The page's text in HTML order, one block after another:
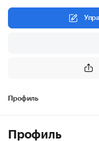
Профиль
Профиль